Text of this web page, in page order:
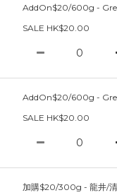
AddOn$20/600g -
SALE HK$20.00
AddOn$20/600g -
SALE HK$20.00
加購$20/300g - 龍井/